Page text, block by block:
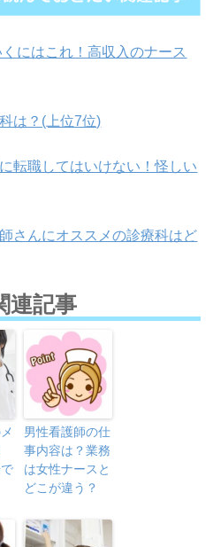
にはこれ！高収入のナース
は？(上位7位)
転職してはいけない！怪しい
さんにオススメの診療科はど
連記事
男性看護師の仕
事内容は？業務
は女性ナースと
どこが違う？